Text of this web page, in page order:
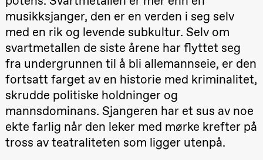
Roll og
Mohamed
Mohamed
Male
Fantasies
Lille scene
(Black Box
teater)
21.00
Boglárka
Börcsök &
Andreas
Bolm
SUBJOYRIDE
Store scene
(Black Box
teater)
20.–29. august 2026
❶ Premiere
Pia Maria Roll og Mohamed
musikksjanger, den er en verden i seg selv
med en rik og levende subkultur. Selv om
svartmetallen de siste årene har flyttet seg
fra undergrunnen til å bli allemannseie, er den
fortsatt farget av en historie med kriminalitet,
skrudde politiske holdninger og
mannsdominans. Sjangeren har et sus av noe
ekte farlig når den leker med mørke krefter på
tross av teatraliteten som ligger utenpå.